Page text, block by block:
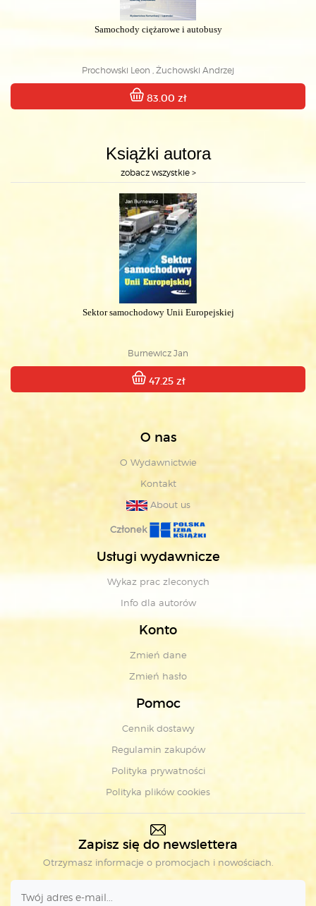
Samochody ciężarowe i autobusy
Prochowski Leon , Żuchowski Andrzej
83.00 zł
Książki autora
zobacz wszystkie >
Sektor samochodowy Unii Europejskiej
Burnewicz Jan
47.25 zł
O nas
O Wydawnictwie
Kontakt
About us
Członek
Usługi wydawnicze
Wykaz prac zleconych
Info dla autorów
Konto
Zmień dane
Zmień hasło
Pomoc
Cennik dostawy
Regulamin zakupów
Polityka prywatności
Polityka plików cookies
Zapisz się do newslettera
Otrzymasz informacje o promocjach i nowościach.